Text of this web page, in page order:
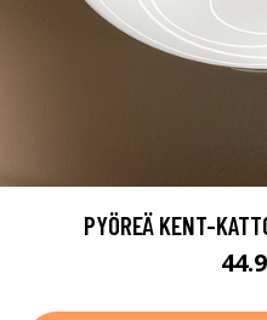
PYÖREÄ KENT-